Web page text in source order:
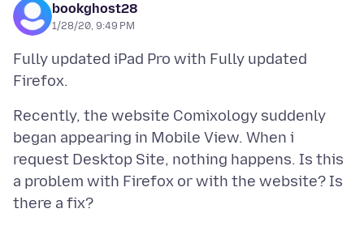
bookghost28
1/28/20, 9:49 PM
Fully updated iPad Pro with Fully updated
Recently, the website Comixology suddenly
began appearing in Mobile View. When i
request Desktop Site, nothing happens. Is this
a problem with Firefox or with the website? Is